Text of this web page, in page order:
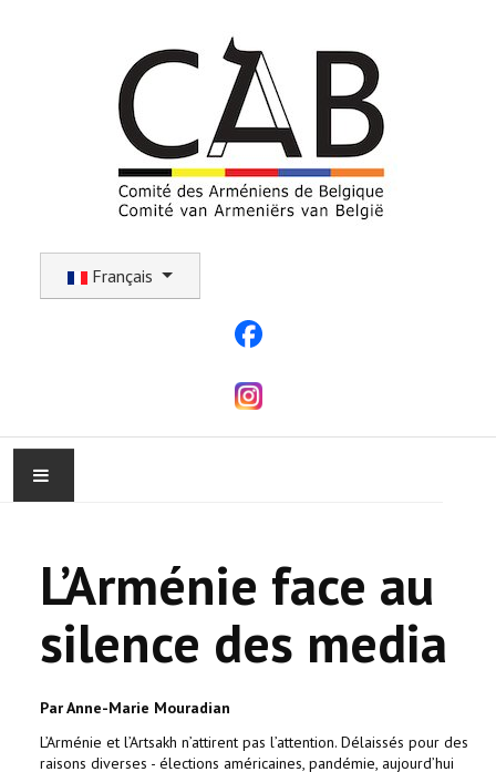
Français
ACTUALITÉ
COMMUNAUTÉ
🔔 ELECTIONS 2026 🗳️
L’Arménie face au
silence des media
Par Anne-Marie Mouradian
L’Arménie et l’Artsakh n’attirent pas l’attention. Délaissés pour des
raisons diverses - élections américaines, pandémie, aujourd’hui